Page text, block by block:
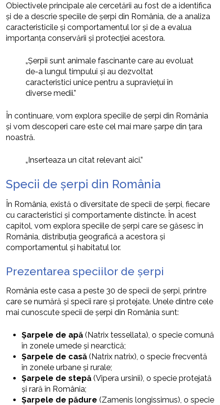
Obiectivele principale ale cercetării au fost de a identifica
și de a descrie speciile de șerpi din România, de a analiza
caracteristicile și comportamentul lor și de a evalua
importanța conservării și protecției acestora.
„Șerpii sunt animale fascinante care au evoluat
de-a lungul timpului și au dezvoltat
caracteristici unice pentru a supraviețui în
diverse medii.”
În continuare, vom explora speciile de șerpi din România
și vom descoperi care este cel mai mare șarpe din țara
noastră.
„Inserteaza un citat relevant aici.”
Specii de șerpi din România
În România, există o diversitate de specii de șerpi, fiecare
cu caracteristici și comportamente distincte. În acest
capitol, vom explora speciile de șerpi care se găsesc în
România, distribuția geografică a acestora și
comportamentul și habitatul lor.
Prezentarea speciilor de șerpi
România este casa a peste 30 de specii de șerpi, printre
care se numără și specii rare și protejate. Unele dintre cele
mai cunoscute specii de șerpi din România sunt:
Șarpele de apă (Natrix tessellata), o specie comună
în zonele umede și nearctică;
Șarpele de casă (Natrix natrix), o specie frecventă
în zonele urbane și rurale;
Șarpele de stepă (Vipera ursinii), o specie protejată
și rară în România;
Șarpele de pădure (Zamenis longissimus), o specie